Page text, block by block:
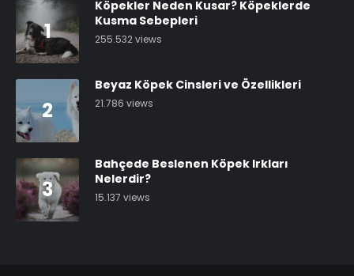
1
Köpekler Neden Kusar? Köpeklerde
Kusma Sebepleri
255.532 views
2
Beyaz Köpek Cinsleri ve Özellikleri
21.786 views
3
Bahçede Beslenen Köpek Irkları
Nelerdir?
15.137 views